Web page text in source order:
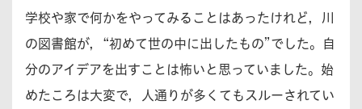
学校や家で何かをやってみることはあったけれど，川
の図書館が，“初めて世の中に出したもの”でした。自
分のアイデアを出すことは怖いと思っていました。始
めたころは大変で，人通りが多くてもスルーされてい